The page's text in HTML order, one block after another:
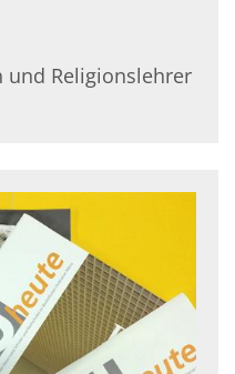
Religionslehrer